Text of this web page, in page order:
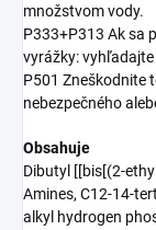
množstvom vody.
P333+P313 Ak sa
vyrážky:
P501 Zneškodnite
nebezpečného
Obsahuje
Dibutyl [[bis[(2-
Amines, C12-14-
alkyl hydrogen